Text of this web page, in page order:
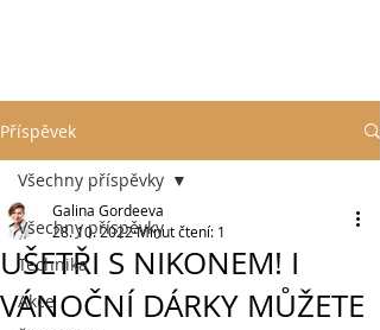
Příspěvek
Všechny příspěvky
Technika
Akce
Všechny příspěvky
UŠETŘI S NIKONEM! I
VÁNOČNÍ DÁRKY MŮŽETE
Galina Gordeeva
28. 10. 2022Minut čtení: 1